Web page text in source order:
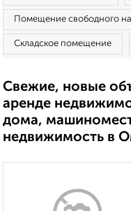
Помещение свободного
Складское помещение
Свежие, новые
аренде
дома,
недвижимость в